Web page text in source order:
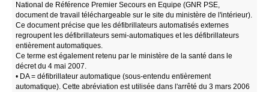
National de Référence Premier Secours en Equipe (GNR PSE,
document de travail téléchargeable sur le site du ministère de l'intérieur).
Ce document précise que les défibrillateurs automatisés externes
regroupent les défibrillateurs semi-automatiques et les défibrillateurs
entièrement automatiques.
Ce terme est également retenu par le ministère de la santé dans le
décret du 4 mai 2007.
• DA = défibrillateur automatique (sous-entendu entièrement
automatique). Cette abréviation est utilisée dans l'arrêté du 3 mars 2006